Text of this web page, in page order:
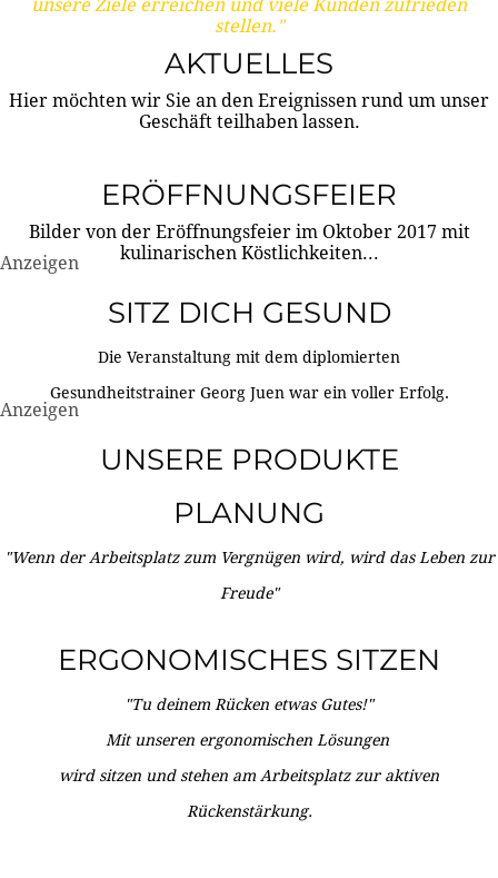
unsere Ziele erreichen und viele Kunden zufrieden
stellen."
AKTUELLES
Hier möchten wir Sie an den Ereignissen rund um unser
Geschäft teilhaben lassen.
ERÖFFNUNGSFEIER
Bilder von der Eröffnungsfeier im Oktober 2017 mit
kulinarischen Köstlichkeiten...
Anzeigen
SITZ DICH GESUND
Die Veranstaltung mit dem diplomierten
Gesundheitstrainer Georg Juen war ein voller Erfolg.
Anzeigen
UNSERE PRODUKTE
PLANUNG
"Wenn der Arbeitsplatz zum Vergnügen wird, wird das Leben zur
Freude"
ERGONOMISCHES SITZEN
"Tu deinem Rücken etwas Gutes!"
Mit unseren ergonomischen Lösungen
wird sitzen und stehen am Arbeitsplatz zur aktiven
Rückenstärkung.